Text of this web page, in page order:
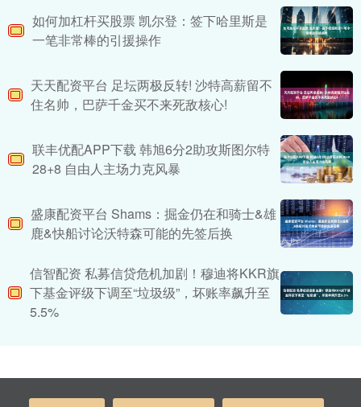
如何加杠杆买股票 凯尔登：签下哈里斯是
一笔非常棒的引援操作
天天配资平台 足坛两极反转! 沙特高薪留不
住名帅，巴萨千金买不来死敌核心!
联丰优配APP下载 韩旭6分2助攻斯图尔特
28+8 自由人主场力克风暴
盛康配资平台 Shams：掘金仍在和骑士&雄
鹿&快船讨论沃特森可能的先签后换
信智配资 私募信贷危机加剧！穆迪将KKR旗
下基金评级下调至“垃圾级”，坏账率飙升至
5.5%